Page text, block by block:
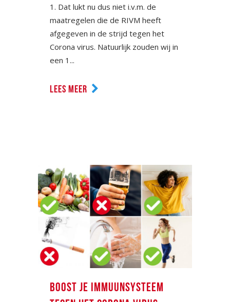
1. Dat lukt nu dus niet i.v.m. de
maatregelen die de RIVM heeft
afgegeven in de strijd tegen het
Corona virus. Natuurlijk zouden wij in
een 1...
LEES MEER
BOOST JE IMMUUNSYSTEEM